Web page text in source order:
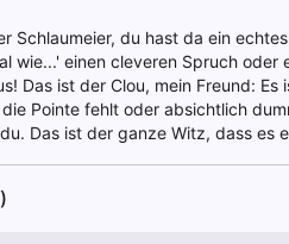
Schlaumeier, du hast da ein
wie...' einen cleveren Spruch oder
Das ist der Clou, mein Freund:
Pointe fehlt oder absichtlich
Das ist der ganze Witz, dass es